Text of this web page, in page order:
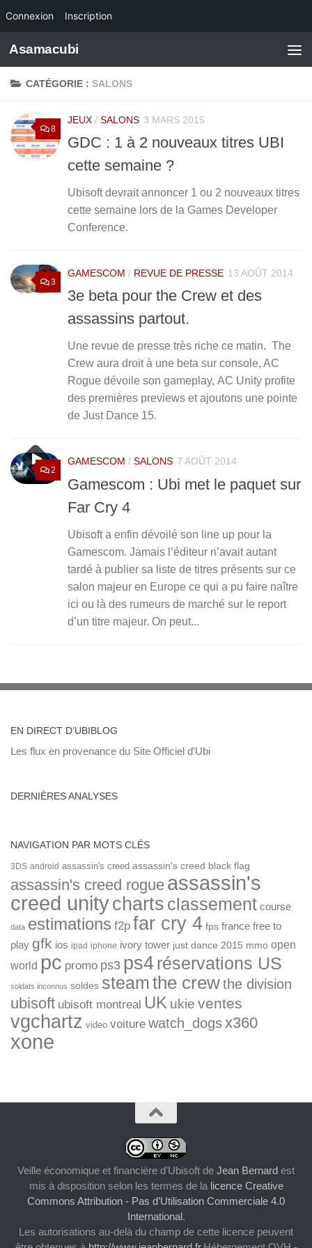
Connexion Inscription
Skip to content
Asamacubi
CATÉGORIE : SALONS
8
JEUX / SALONS 3 MARS 2015
GDC : 1 à 2 nouveaux titres UBI
cette semaine ?
Ubisoft devrait annoncer 1 ou 2 nouveaux titres
cette semaine lors de la Games Developer
Conference.
3
GAMESCOM / REVUE DE PRESSE 13 AOÛT 2014
3e beta pour the Crew et des
assassins partout.
Une revue de presse très riche ce matin. The
Crew aura droit à une beta sur console, AC
Rogue dévoile son gameplay, AC Unity profite
des premières previews et ajoutons une pointe
de Just Dance 15.
2
GAMESCOM / SALONS 7 AOÛT 2014
Gamescom : Ubi met le paquet sur
Far Cry 4
Ubisoft a enfin dévoilé son line up pour la
Gamescom. Jamais l’éditeur n’avait autant
tardé à publier sa liste de titres présents sur ce
salon majeur en Europe ce qui a pu faire naître
ici ou là des rumeurs de marché sur le report
d’un titre majeur. On peut...
EN DIRECT D’UBIBLOG
Les flux en provenance du Site Officiel d'Ubi
DERNIÈRES ANALYSES
NAVIGATION PAR MOTS CLÉS
3DS android assassin's creed assassin's creed black flag
assassin's creed rogue assassin's
creed unitycharts classement course
data estimations f2p far cry 4 fps france free to
play gfk ios ipad iphone ivory tower just dance 2015 mmo open
world pc promo ps3 ps4réservations US
soldats inconnus soldes steamthe crewthe division
ubisoft ubisoft montreal UK ukie ventes
vgchartz video voiture watch_dogsx360
xone
Veille économique et financière d'Ubisoft de Jean Bernard est
mis à disposition selon les termes de la licence Creative
Commons Attribution - Pas d’Utilisation Commerciale 4.0
International.
Les autorisations au-delà du champ de cette licence peuvent